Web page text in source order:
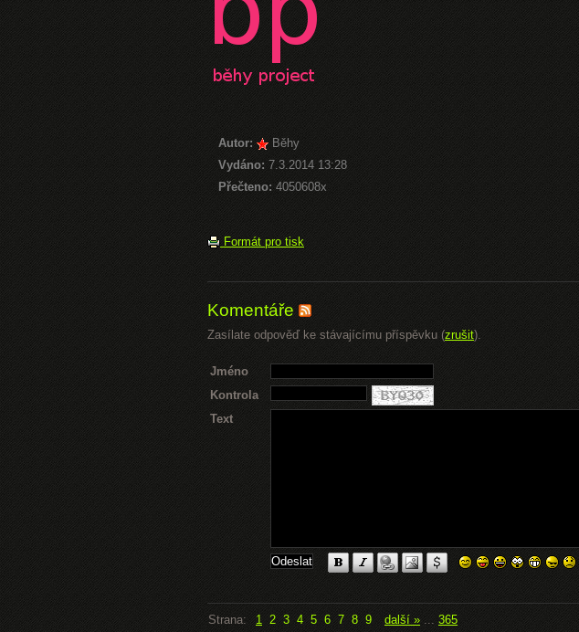
Autor:
Běhy
Vydáno: 7.3.2014 13:28
Přečteno: 4050608x
Formát pro tisk
Komentáře
Zasílate odpověď ke stávajícímu příspěvku (zrušit).
Jméno
Kontrola
Text
Strana: 1 2 3 4 5 6 7 8 9 další » ... 365